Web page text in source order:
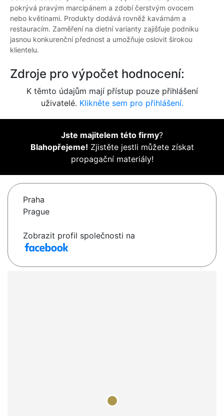
pokrývá pravým marcipánem a zdobí čerstvým ovocem
nebo květinami. Produkty dodává rovněž kavárnám a
restauracím. Zaměření na dietní varianty zajišťuje podniku
jasnou konkurenční přednost a umožňuje oslovit širokou
klientelu.
Zdroje pro výpočet hodnocení:
K těmto údajům mají přístup pouze přihlášení
uživatelé. Klikněte sem pro přihlášení.
Jste majitelem této firmy?
Blahopřejeme! Zjistěte jestli můžete získat
propagační materiály!
Praha
Prague
Zobrazit profil společnosti na